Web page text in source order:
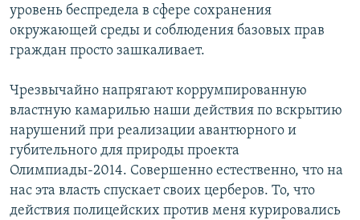
уровень беспредела в сфере сохранения
окружающей среды и соблюдения базовых прав
граждан просто зашкаливает.
Чрезвычайно напрягают коррумпированную
властную камарилью наши действия по вскрытию
нарушений при реализации авантюрного и
губительного для природы проекта
Олимпиады-2014. Совершенно естественно, что на
нас эта власть спускает своих церберов. То, что
действия полицейских против меня курировались